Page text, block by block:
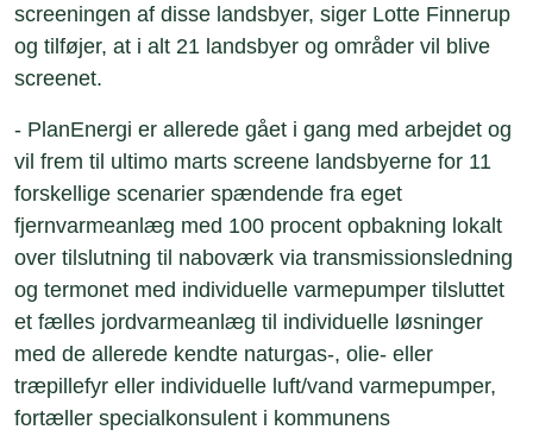
screeningen af disse landsbyer, siger Lotte Finnerup
og tilføjer, at i alt 21 landsbyer og områder vil blive
screenet.
- PlanEnergi er allerede gået i gang med arbejdet og
vil frem til ultimo marts screene landsbyerne for 11
forskellige scenarier spændende fra eget
fjernvarmeanlæg med 100 procent opbakning lokalt
over tilslutning til naboværk via transmissionsledning
og termonet med individuelle varmepumper tilsluttet
et fælles jordvarmeanlæg til individuelle løsninger
med de allerede kendte naturgas-, olie- eller
træpillefyr eller individuelle luft/vand varmepumper,
fortæller specialkonsulent i kommunens